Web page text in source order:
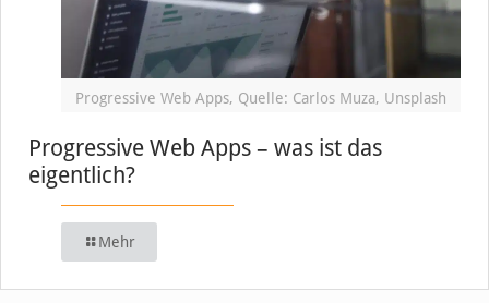
Progressive Web Apps, Quelle: Carlos Muza, Unsplash
Progressive Web Apps – was ist das
eigentlich?
Mehr